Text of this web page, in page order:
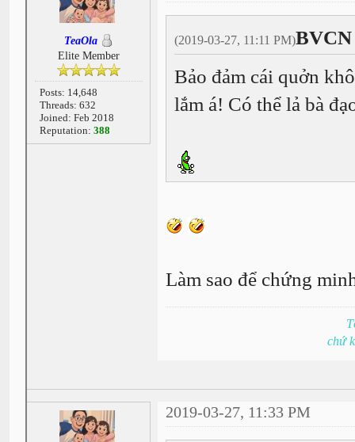
TeaOla
Elite Member
Posts: 14,648
Threads: 632
Joined: Feb 2018
Reputation: 388
(2019-03-27, 11:11 PM)
Bảo đảm cái quởn
lắm á! Có thể lả bà
Làm sao để chứng
chứ
2019-03-27, 11:33 PM